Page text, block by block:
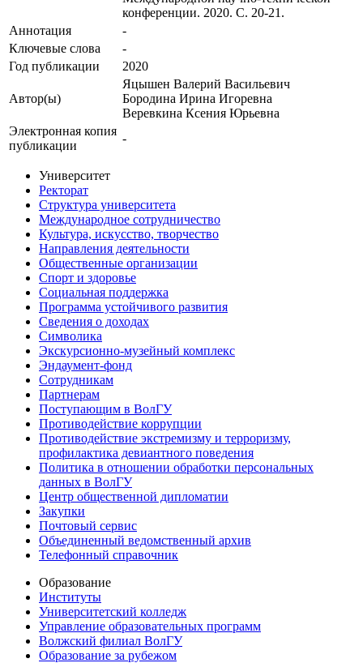
конференции. 2020. С. 20-21.
Аннотация
-
Ключевые cлова
-
Год публикации
2020
Автор(ы)
Яцышен Валерий Васильевич
Бородина Ирина Игоревна
Веревкина Ксения Юрьевна
Электронная копия
публикации
-
Университет
Ректорат
Структура университета
Международное сотрудничество
Культура, искусство, творчество
Направления деятельности
Общественные организации
Спорт и здоровье
Социальная поддержка
Программа устойчивого развития
Сведения о доходах
Символика
Экскурсионно-музейный комплекс
Эндаумент-фонд
Сотрудникам
Партнерам
Поступающим в ВолГУ
Противодействие коррупции
Противодействие экстремизму и терроризму,
профилактика девиантного поведения
Политика в отношении обработки персональных
данных в ВолГУ
Центр общественной дипломатии
Закупки
Почтовый сервис
Объединенный ведомственный архив
Телефонный справочник
Образование
Институты
Университетский колледж
Управление образовательных программ
Волжский филиал ВолГУ
Образование за рубежом